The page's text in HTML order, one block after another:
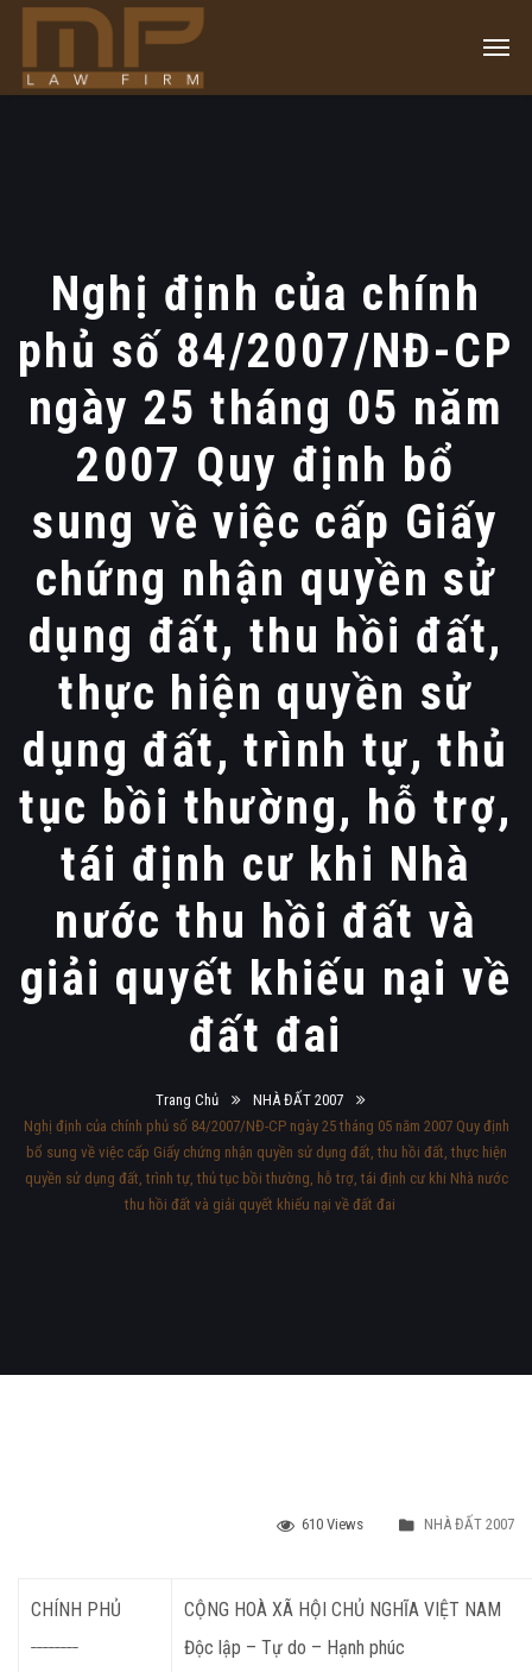
Nghị định của chính
phủ số 84/2007/NĐ-CP
ngày 25 tháng 05 năm
2007 Quy định bổ
sung về việc cấp Giấy
chứng nhận quyền sử
dụng đất, thu hồi đất,
thực hiện quyền sử
dụng đất, trình tự, thủ
tục bồi thường, hỗ trợ,
tái định cư khi Nhà
nước thu hồi đất và
giải quyết khiếu nại về
đất đai
Trang Chủ
NHÀ ĐẤT 2007
Nghị định của chính phủ số 84/2007/NĐ-CP ngày 25 tháng 05 năm 2007 Quy định
bổ sung về việc cấp Giấy chứng nhận quyền sử dụng đất, thu hồi đất, thực hiện
quyền sử dụng đất, trình tự, thủ tục bồi thường, hỗ trợ, tái định cư khi Nhà nước
thu hồi đất và giải quyết khiếu nại về đất đai
610 Views NHÀ ĐẤT 2007
CHÍNH PHỦ
CỘNG HOÀ XÃ HỘI CHỦ NGHĨA VIỆT NAM
Độc lập – Tự do – Hạnh phúc